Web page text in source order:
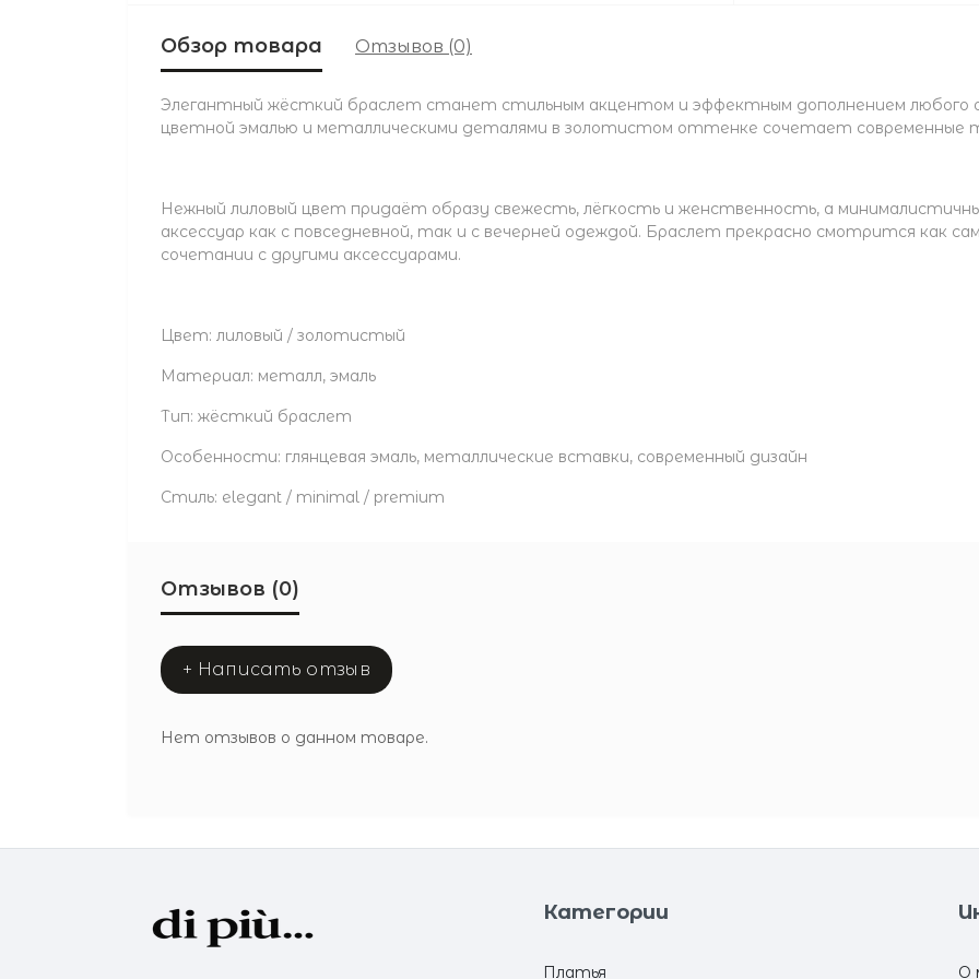
Обзор товара Отзывов (0)
Элегантный жёсткий браслет станет стильным акцентом и эффектным дополнением любого
цветной эмалью и металлическими деталями в золотистом оттенке сочетает современные
Нежный лиловый цвет придаёт образу свежесть, лёгкость и женственность, а
аксессуар как с повседневной, так и с вечерней одеждой. Браслет прекрасно смотрится как
сочетании с другими аксессуарами.
Цвет: лиловый / золотистый
Материал: металл, эмаль
Тип: жёсткий браслет
Особенности: глянцевая эмаль, металлические вставки, современный дизайн
Стиль: elegant / minimal / premium
Отзывов (0)
+ Написать отзыв
Нет отзывов о данном товаре.
Категории
Платья О